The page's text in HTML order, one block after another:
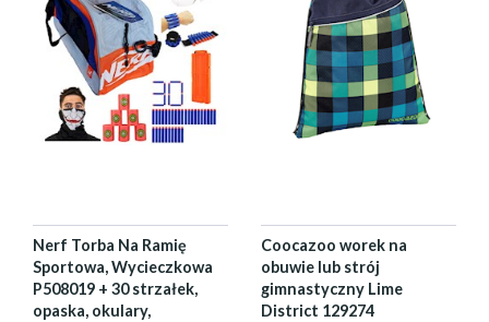
Nerf Torba Na Ramię
Sportowa, Wycieczkowa
P508019 + 30 strzałek,
opaska, okulary,
Coocazoo worek na
obuwie lub strój
gimnastyczny Lime
District 129274